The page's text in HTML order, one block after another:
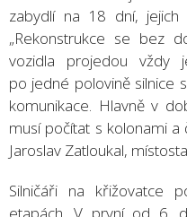
zabydlí na 18 dní, jejich
„Rekonstrukce se bez
vozidla projedou vždy
po jedné polovině silnice
komunikace. Hlavně v
musí počítat s kolonami a
Jaroslav Zatloukal,
Silničáři na křižovatce
etapách. V první od 6.